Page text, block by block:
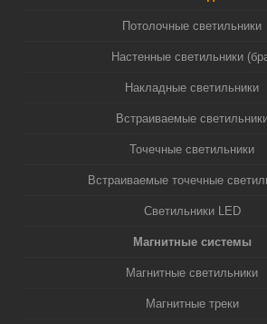
Потолочные светильники
Настенные светильники
Накладные светильники
Встраиваемые
Точечные светильники
Встраиваемые точечные
Светильники LED
Магнитные системы
Магнитные светильники
Магнитные треки